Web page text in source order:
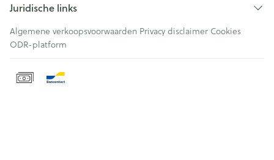
Juridische links
Algemene verkoopsvoorwaarden Privacy disclaimer Cookies
ODR-platform